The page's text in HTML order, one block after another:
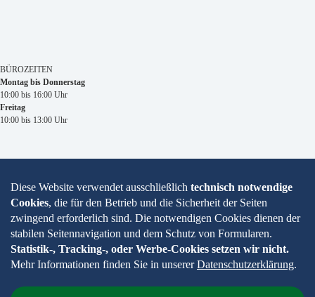
BÜROZEITEN
Montag bis Donnerstag
10:00 bis 16:00 Uhr
Freitag
10:00 bis 13:00 Uhr
Kontakt
Startseite
Intern
In freundlicher Kooperation mit